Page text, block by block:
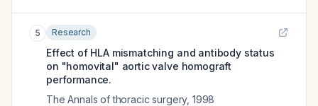
5 Research
Effect of HLA mismatching and antibody status
on "homovital" aortic valve homograft
performance.
The Annals of thoracic surgery, 1998